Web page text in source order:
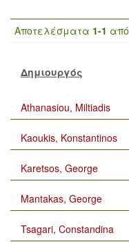
Αποτελέσματα 1-1 από
Δημιουργός
Athanasiou, Miltiadis
Kaoukis, Konstantinos
Karetsos, George
Mantakas, George
Tsagari, Constandina